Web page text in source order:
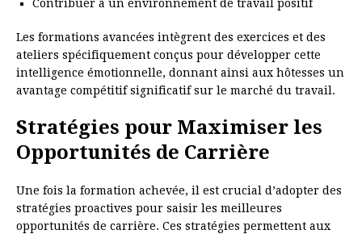
Contribuer à un environnement de travail positif
Les formations avancées intègrent des exercices et des
ateliers spécifiquement conçus pour développer cette
intelligence émotionnelle, donnant ainsi aux hôtesses un
avantage compétitif significatif sur le marché du travail.
Stratégies pour Maximiser les
Opportunités de Carrière
Une fois la formation achevée, il est crucial d’adopter des
stratégies proactives pour saisir les meilleures
opportunités de carrière. Ces stratégies permettent aux